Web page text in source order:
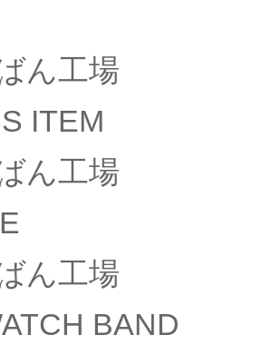
ん工場
ITEM
ん工場
ん工場
BAND